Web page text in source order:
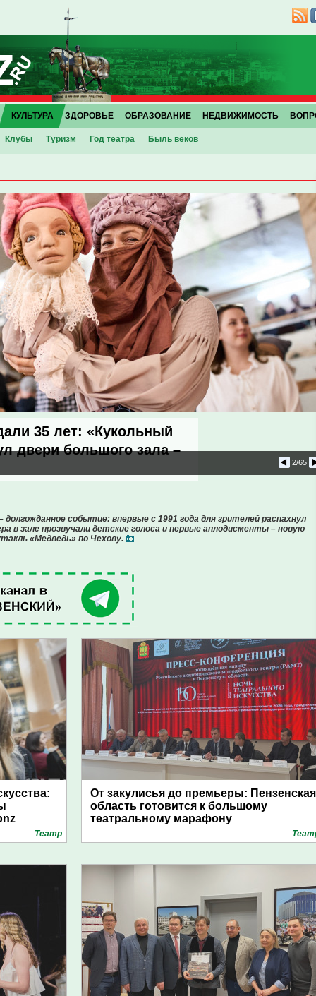
КУЛЬТУРА
Клубы Туризм Год театра Быль веков
ЗДОРОВЬЕ ОБРАЗОВАНИЕ НЕДВИЖИМОСТЬ
2/65
35 лет: «Кукольный
двери большого зала –
событие: впервые с 1991 года для зрителей распахнул
в зале прозвучали детские голоса и первые аплодисменты – новую
«Медведь» по Чехову.
Театр
От закулисья до премьеры: Пензенская
область готовится к большому
театральному марафону